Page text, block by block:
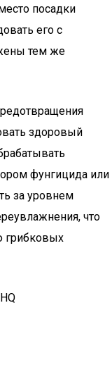
посадки
его с
тем же
здоровый
фунгицида или
за уровнем
что
грибковых